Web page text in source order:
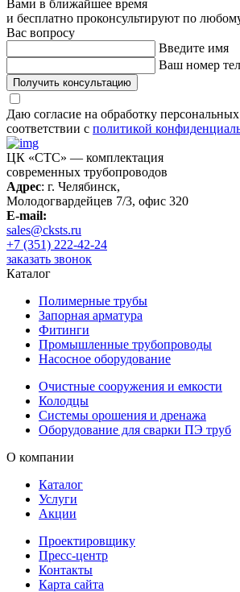
Вами в ближайшее время
и бесплатно проконсультируют по
Вас вопросу
Введите имя
Ваш номер
Получить консультацию
Даю согласие на обработку
соответствии с политикой
ЦК «СТС» — комплектация
современных трубопроводов
Адрес: г. Челябинск,
Молодогвардейцев 7/3, офис 320
E-mail:
sales@cksts.ru
+7 (351) 222-42-24
заказать звонок
Каталог
Полимерные трубы
Запорная арматура
Фитинги
Промышленные трубопроводы
Насосное оборудование
Очистные сооружения и емкости
Колодцы
Системы орошения и дренажа
Оборудование для сварки ПЭ труб
О компании
Каталог
Услуги
Акции
Проектировщику
Пресс-центр
Контакты
Карта сайта